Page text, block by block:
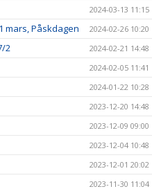
2024-03-13 11:15
mars, Påskdagen 2024-02-26 10:20
2 2024-02-21 14:48
2024-02-05 11:41
2024-01-22 10:28
2023-12-20 14:48
2023-12-09 09:00
2023-12-04 10:48
2023-12-01 20:02
2023-11-30 11:04